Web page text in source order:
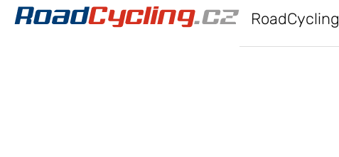
RoadCycling